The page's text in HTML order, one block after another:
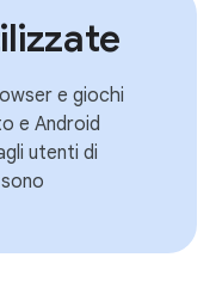
e giochi
e Android
utenti di